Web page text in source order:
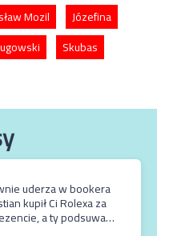
Mozil
Józefina
Skubas
uderza w bookera
kupił Ci Rolexa za
a ty podsuwasz